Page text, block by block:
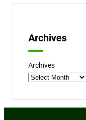
Archives
Archives